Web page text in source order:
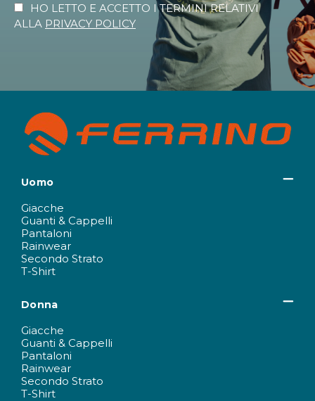
HO LETTO E ACCETTO I TERMINI RELATIVI
ALLA PRIVACY POLICY
Uomo
Giacche
Guanti & Cappelli
Pantaloni
Rainwear
Secondo Strato
T-Shirt
Donna
Giacche
Guanti & Cappelli
Pantaloni
Rainwear
Secondo Strato
T-Shirt